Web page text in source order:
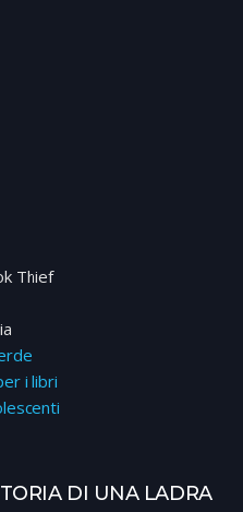
Thief
i libri
DI UNA LADRA